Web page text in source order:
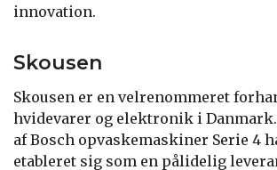
innovation.
Skousen
Skousen er en velrenommeret
hvidevarer og elektronik i
af Bosch opvaskemaskiner Serie 4
etableret sig som en pålidelig